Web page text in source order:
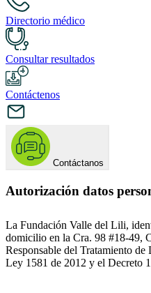
Directorio médico
Consultar resultados
Contáctenos
Contáctanos
Autorización datos
La Fundación Valle del Lili,
domicilio en la Cra. 98 #18-49,
Responsable del Tratamiento de
Ley 1581 de 2012 y el Decreto